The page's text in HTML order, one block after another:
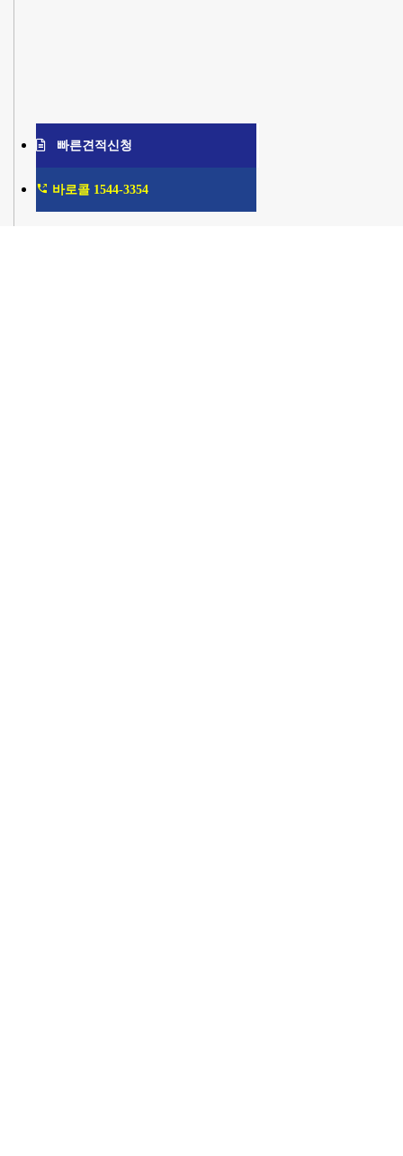
빠른견적신청
바로콜 1544-3354